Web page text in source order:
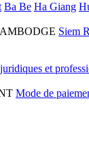
Ba Be Ha Giang
Siem
et
Mode de